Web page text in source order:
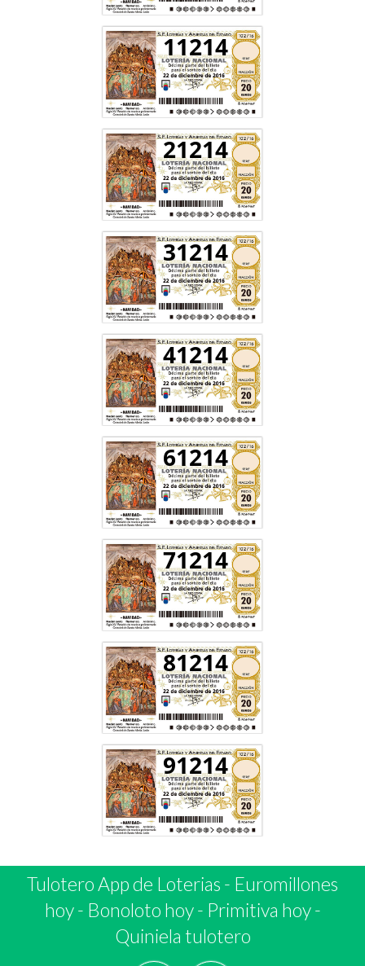
11214
21214
31214
41214
61214
71214
81214
91214
Tulotero App de Loterias - Euromillones
hoy- Bonoloto hoy- Primitiva hoy-
Quiniela tulotero